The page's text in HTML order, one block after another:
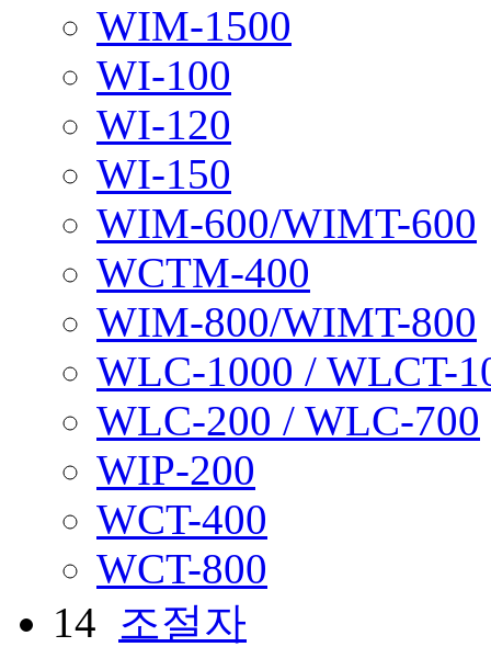
WIM-1500
WI-100
WI-120
WI-150
WIM-600/WIMT-600
WCTM-400
WIM-800/WIMT-800
WLC-1000 / WLCT-
WLC-200 / WLC-700
WIP-200
WCT-400
WCT-800
14 조절자